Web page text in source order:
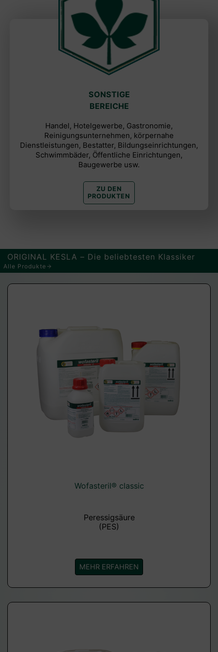
SONSTIGE
BEREICHE
Handel, Hotelgewerbe, Gastronomie,
Reinigungsunternehmen, körpernahe
Dienstleistungen, Bestatter, Bildungseinrichtungen,
Schwimmbäder, Öffentliche Einrichtungen,
Baugewerbe usw.
ZU DEN
PRODUKTEN
ORIGINAL KESLA – Die beliebtesten Klassiker
Alle Produkte
Wofasteril® classic
Peressigsäure
(PES)
MEHR ERFAHREN